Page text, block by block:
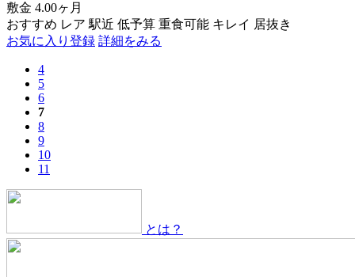
敷金 4.00ヶ月
おすすめ レア 駅近 低予算 重食可能 キレイ 居抜き
お気に入り登録 詳細をみる
4
5
6
7
8
9
10
11
とは？